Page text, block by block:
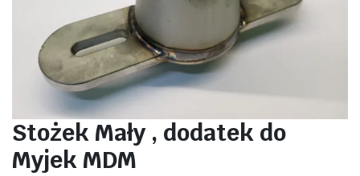
Stożek Mały , dodatek do
Myjek MDM